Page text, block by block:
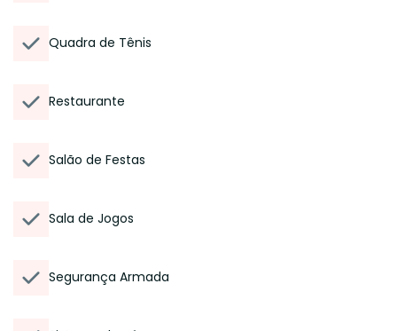
Quadra de Tênis
Restaurante
Salão de Festas
Sala de Jogos
Segurança Armada